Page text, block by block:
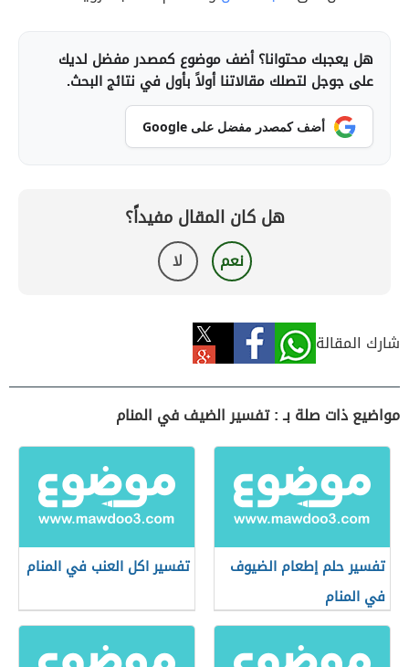
هل يعجبك محتوانا؟ أضف موضوع كمصدر مفضل لديك
على جوجل لتصلك مقالاتنا أولاً بأول في نتائج البحث.
أضف كمصدر مفضل على Google
هل كان المقال مفيداً؟
نعم لا
شارك المقالة
مواضيع ذات صلة بـ : تفسير الضيف في المنام
تفسير حلم إطعام الضيوف
في المنام
تفسير اكل العنب في المنام